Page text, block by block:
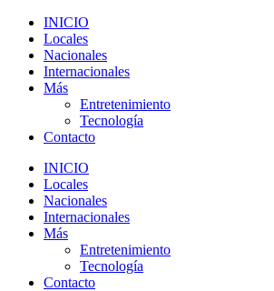
INICIO
Locales
Nacionales
Internacionales
Más
Entretenimiento
Tecnología
Contacto
INICIO
Locales
Nacionales
Internacionales
Más
Entretenimiento
Tecnología
Contacto